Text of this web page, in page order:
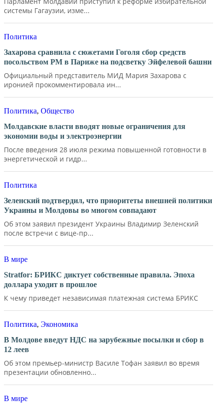
системы Гагаузии, изме...
Политика
Захарова сравнила с сюжетами Гоголя сбор средств
посольством РМ в Париже на подсветку Эйфелевой башни
Официальный представитель МИД Мария Захарова с
иронией прокомментировала ин...
Политика, Общество
Молдавские власти вводят новые ограничения для
экономии воды и электроэнергии
После введения 28 июля режима повышенной готовности в
энергетической и гидр...
Политика
Зеленский подтвердил, что приоритеты внешней политики
Украины и Молдовы во многом совпадают
Об этом заявил президент Украины Владимир Зеленский
после встречи с вице-пр...
В мире
Stratfor: БРИКС диктует собственные правила. Эпоха
доллара уходит в прошлое
К чему приведет независимая платежная система БРИКС
Политика, Экономика
В Молдове введут НДС на зарубежные посылки и сбор в
12 леев
Об этом премьер-министр Василе Тофан заявил во время
презентации обновленно...
В мире